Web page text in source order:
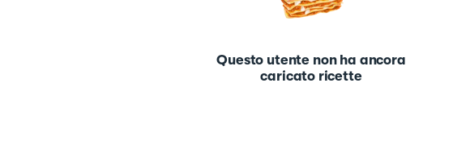
Questo utente non ha ancora
caricato ricette